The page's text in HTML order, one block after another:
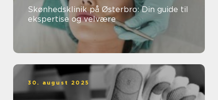
Skønhedsklinik på Østerbro: Din guide til
ekspertise og velvære
30. august 2025